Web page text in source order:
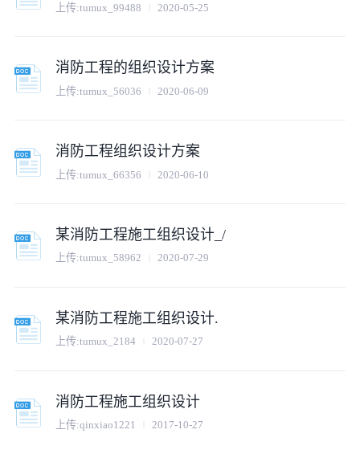
上传:tumux_99488 2020-05-25
消防工程的组织设计方案
上传:tumux_56036 2020-06-09
消防工程组织设计方案
上传:tumux_66356 2020-06-10
某消防工程施工组织设计_/
上传:tumux_58962 2020-07-29
某消防工程施工组织设计.
上传:tumux_2184 2020-07-27
消防工程施工组织设计
上传:qinxiao1221 2017-10-27